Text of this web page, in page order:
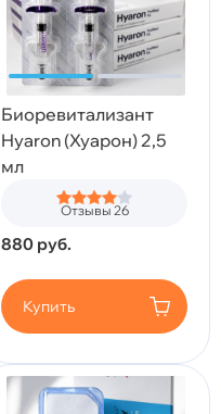
Биоревитализант
Hyaron (Хуарон) 2,5
мл
Отзывы 26
880 руб.
Купить